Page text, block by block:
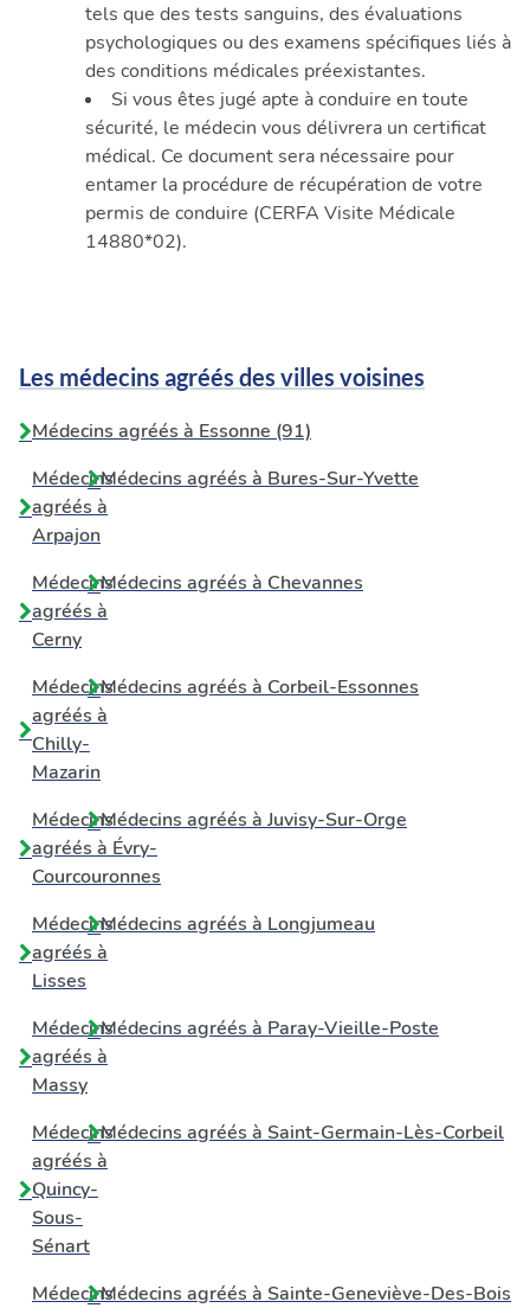
tels que des tests sanguins, des évaluations
psychologiques ou des examens spécifiques liés à
des conditions médicales préexistantes.
Si vous êtes jugé apte à conduire en toute
sécurité, le médecin vous délivrera un certificat
médical. Ce document sera nécessaire pour
entamer la procédure de récupération de votre
permis de conduire (CERFA Visite Médicale
14880*02).
Les médecins agréés des villes voisines
Médecins agréés à Essonne (91)
Médecins
agréés à
Arpajon
Médecins agréés à Bures-Sur-Yvette
Médecins
agréés à
Cerny
Médecins agréés à Chevannes
Médecins
agréés à
Chilly-
Mazarin
Médecins agréés à Corbeil-Essonnes
Médecins
agréés à Évry-
Courcouronnes
Médecins agréés à Juvisy-Sur-Orge
Médecins
agréés à
Lisses
Médecins agréés à Longjumeau
Médecins
agréés à
Massy
Médecins agréés à Paray-Vieille-Poste
Médecins
agréés à
Quincy-
Sous-
Sénart
Médecins agréés à Saint-Germain-Lès-Corbeil
MédecinsMédecins agréés à Sainte-Geneviève-Des-Bois